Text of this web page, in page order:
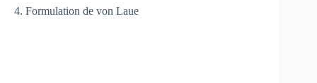
4. Formulation de von Laue